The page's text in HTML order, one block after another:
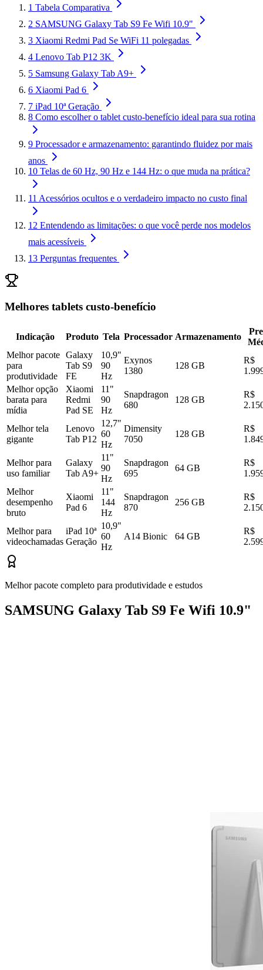
1 Tabela Comparativa
2 SAMSUNG Galaxy Tab S9 Fe Wifi 10.9"
3 Xiaomi Redmi Pad Se WiFi 11 polegadas
4 Lenovo Tab P12 3K
5 Samsung Galaxy Tab A9+
6 Xiaomi Pad 6
7 iPad 10ª Geração
8 Como escolher o tablet custo-benefício ideal para sua rotina
9 Processador e armazenamento: garantindo fluidez por mais
anos
10 Telas de 60 Hz, 90 Hz e 144 Hz: o que muda na prática?
11 Acessórios ocultos e o verdadeiro impacto no custo final
12 Entendendo as limitações: o que você perde nos modelos
mais acessíveis
13 Perguntas frequentes
Melhores tablets custo-benefício
Indicação Produto Tela Processador Armazenamento
Melhor pacote
para
produtividade
Galaxy
Tab S9
FE
10,9"
90
Hz
Exynos
1380
128 GB
R$
Melhor opção
barata para
mídia
Xiaomi
Redmi
Pad SE
11"
90
Hz
Snapdragon
680
128 GB
R$
Melhor tela
gigante
Lenovo
Tab P12
12,7"
60
Hz
Dimensity
7050
128 GB
R$
Melhor para
uso familiar
Galaxy
Tab A9+
11"
90
Hz
Snapdragon
695
64 GB
R$
Melhor
desempenho
bruto
Xiaomi
Pad 6
11"
144
Hz
Snapdragon
870
256 GB
R$
Melhor para
videochamadas
iPad 10ª
Geração
10,9"
60
Hz
A14 Bionic 64 GB
R$
Melhor pacote completo para produtividade e estudos
SAMSUNG Galaxy Tab S9 Fe Wifi 10.9"